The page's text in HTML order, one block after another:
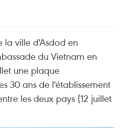
la ville d'Asdod en
du Vietnam en
une plaque
30 ans de l'établissement
les deux pays (12 juillet